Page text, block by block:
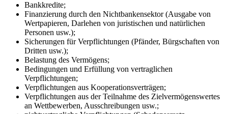
Bankkredite;
Finanzierung durch den Nichtbankensektor (Ausgabe von
Wertpapieren, Darlehen von juristischen und natürlichen
Personen usw.);
Sicherungen für Verpflichtungen (Pfänder, Bürgschaften von
Dritten usw.);
Belastung des Vermögens;
Bedingungen und Erfüllung von vertraglichen
Verpflichtungen;
Verpflichtungen aus Kooperationsverträgen;
Verpflichtungen aus der Teilnahme des Zielvermögenswertes
an Wettbewerben, Ausschreibungen usw.;